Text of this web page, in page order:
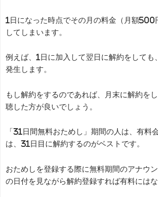
1日になった時点でその月の料金（月額500
してしまいます。
例えば、1日に加入して翌日に解約をしても
発生します。
もし解約をするのであれば、月末に解約を
聴した方が良いでしょう。
「31日間無料おためし」期間の人は、有料
は、31日目に解約するのがベストです。
おためしを登録する際に無料期間のアナウ
の日付を見ながら解約登録すれば有料にはな